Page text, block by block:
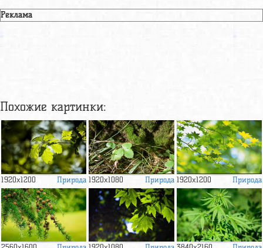
Реклама
Похожие картинки:
1920x1200 Природа 1920x1080 Природа 1920x1200 Природа